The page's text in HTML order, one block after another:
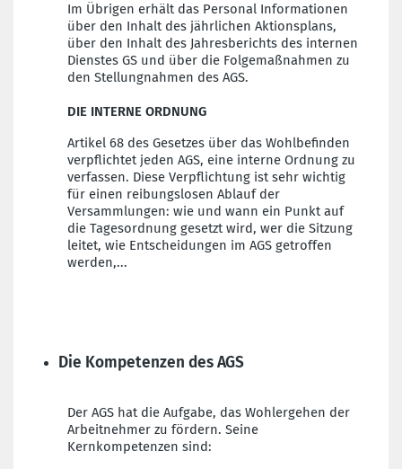
Im Übrigen erhält das Personal Informationen
über den Inhalt des jährlichen Aktionsplans,
über den Inhalt des Jahresberichts des internen
Dienstes GS und über die Folgemaßnahmen zu
den Stellungnahmen des AGS.
DIE INTERNE ORDNUNG
Artikel 68 des Gesetzes über das Wohlbefinden
verpflichtet jeden AGS, eine interne Ordnung zu
verfassen. Diese Verpflichtung ist sehr wichtig
für einen reibungslosen Ablauf der
Versammlungen: wie und wann ein Punkt auf
die Tagesordnung gesetzt wird, wer die Sitzung
leitet, wie Entscheidungen im AGS getroffen
werden,...
Die Kompetenzen des AGS
Der AGS hat die Aufgabe, das Wohlergehen der
Arbeitnehmer zu fördern. Seine
Kernkompetenzen sind: